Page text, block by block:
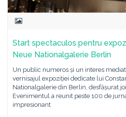
Start spectaculos pentru
Neue Nationalgalerie Berlin
Un public numeros și un interes
vernisajul expoziției dedicate lui
Nationalgalerie din Berlin, desfășurat
Evenimentul a reunit peste 100 de
impresionant